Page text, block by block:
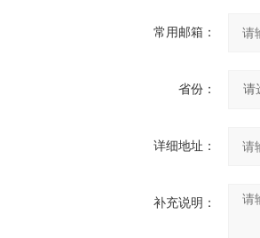
常用邮箱：
省份：
详细地址：
补充说明：